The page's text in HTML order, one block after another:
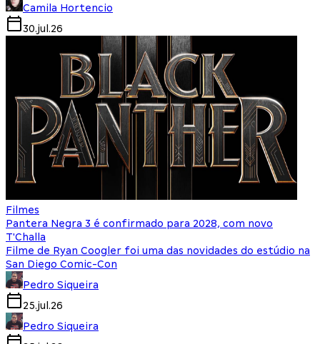
Camila Hortencio
30.jul.26
Filmes
Pantera Negra 3 é confirmado para 2028, com novo
T'Challa
Filme de Ryan Coogler foi uma das novidades do estúdio na
San Diego Comic-Con
Pedro Siqueira
25.jul.26
Pedro Siqueira